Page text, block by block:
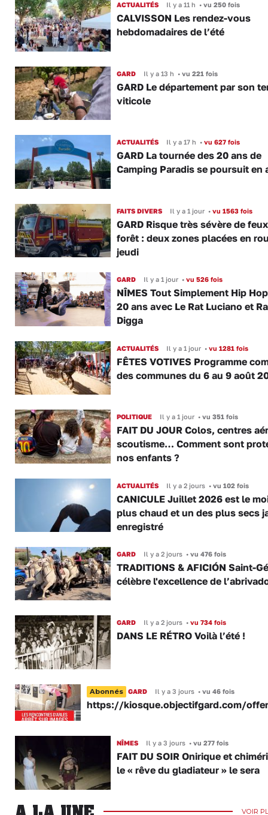
ACTUALITÉS Il y a 11 h •vu 250 fois
CALVISSON Les rendez-vous
hebdomadaires de l’été
GARD Il y a 13 h •vu 221 fois
GARD Le département par son
viticole
ACTUALITÉS Il y a 17 h •vu 627 fois
GARD La tournée des 20 ans de
Camping Paradis se poursuit en
FAITS DIVERS Il y a 1 jour •vu 1563 fois
GARD Risque très sévère de
forêt : deux zones placées en
jeudi
GARD Il y a 1 jour •vu 526 fois
NÎMES Tout Simplement Hip
20 ans avec Le Rat Luciano et
Digga
ACTUALITÉS Il y a 1 jour •vu 1281 fois
FÊTES VOTIVES Programme
des communes du 6 au 9 août
POLITIQUE Il y a 1 jour •vu 351 fois
FAIT DU JOUR Colos, centres
scoutisme… Comment sont
nos enfants ?
ACTUALITÉS Il y a 2 jours •vu 102 fois
CANICULE Juillet 2026 est le
plus chaud et un des plus secs
enregistré
GARD Il y a 2 jours •vu 476 fois
TRADITIONS & AFICIÓN Saint-
célèbre l'excellence de
GARD Il y a 2 jours •vu 734 fois
DANS LE RÉTRO Voilà l’été !
Abonnés GARD Il y a 3 jours • vu 46 fois
https://kiosque.objectifgard.com/
NÎMES Il y a 3 jours •vu 277 fois
FAIT DU SOIR Onirique et
le « rêve du gladiateur » le sera
VOIR